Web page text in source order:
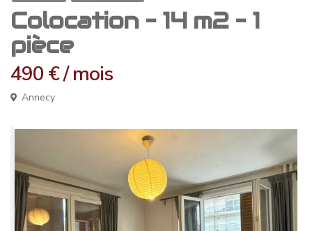
Colocation – 14 m2 – 1
pièce
490 €/ mois
Annecy